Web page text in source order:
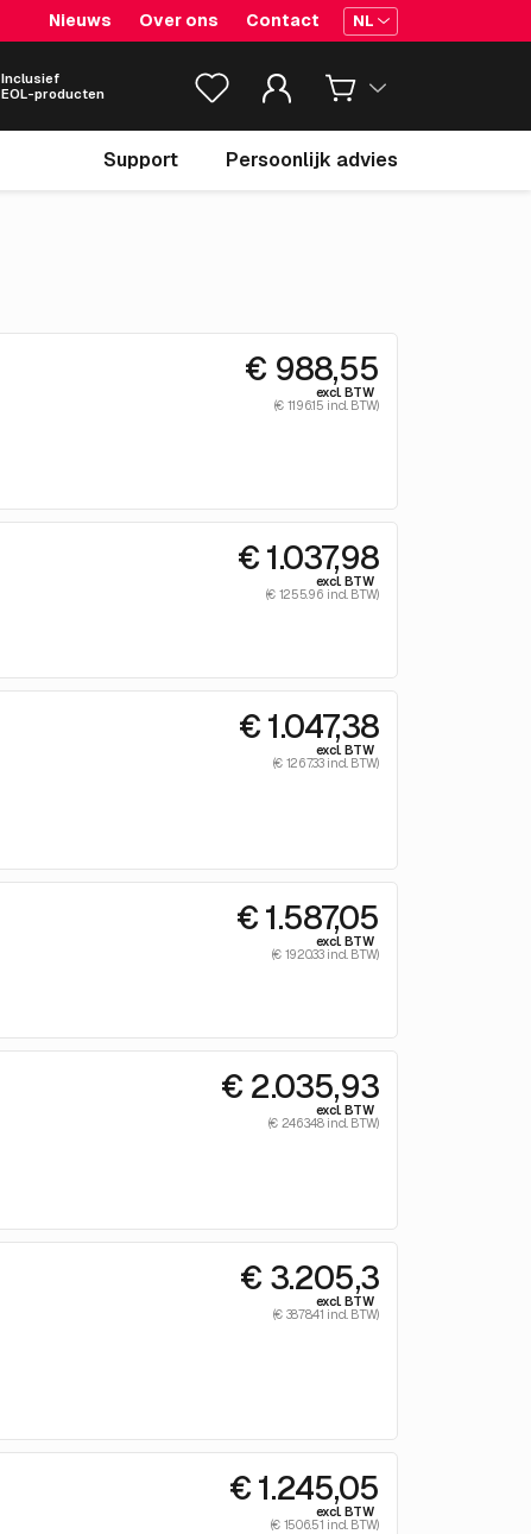
Nieuws Over ons Contact NL
Inclusief
EOL-producten
Support Persoonlijk advies
€ 988,55
excl. BTW
(€ 1196.15 incl. BTW)
€ 1.037,98
excl. BTW
(€ 1255.96 incl. BTW)
€ 1.047,38
excl. BTW
(€ 1267.33 incl. BTW)
€ 1.587,05
excl. BTW
(€ 1920.33 incl. BTW)
€ 2.035,93
excl. BTW
(€ 2463.48 incl. BTW)
€ 3.205,3
excl. BTW
(€ 3878.41 incl. BTW)
€ 1.245,05
excl. BTW
(€ 1506.51 incl. BTW)